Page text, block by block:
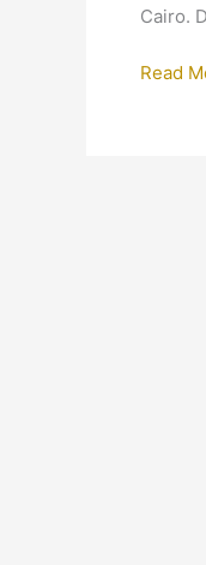
Cairo.
Read